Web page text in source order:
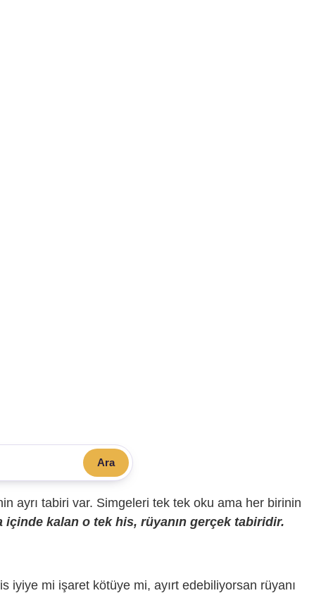
Ara
ayrı tabiri var. Simgeleri tek tek oku ama her birinin
içinde kalan o tek his, rüyanın gerçek tabiridir.
iyiye mi işaret kötüye mi, ayırt edebiliyorsan rüyanı